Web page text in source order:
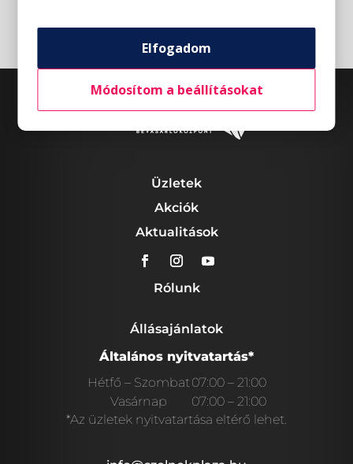
Üzletek
Akciók
Aktualitások
Rólunk
Állásajánlatok
Általános nyitvatartás*
Hétfő – Szombat07:00 – 21:00
Vasárnap
07:00 – 21:00
*Az üzletek nyitvatartása eltérő lehet.
Elfogadom
Módosítom a beállításokat